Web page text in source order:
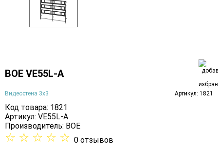
BOE VE55L-A
Видеостена 3х3 Артикул: 1821
Код товара: 1821
Артикул: VE55L-A
Производитель: BOE
☆ ☆ ☆ ☆ ☆ 0 отзывов